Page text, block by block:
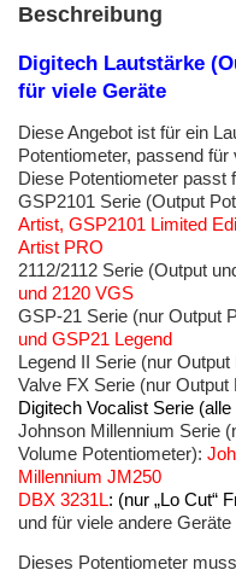
Beschreibung
Digitech Lautstärke
für viele Geräte
Diese Angebot ist für ein
Potentiometer, passend
Diese Potentiometer passt
GSP2101 Serie (Output
Artist, GSP2101 Limited
Artist PRO
2112/2112 Serie (Output
und 2120 VGS
GSP-21 Serie (nur Output
und GSP21 Legend
Legend II Serie (nur Output
Valve FX Serie (nur Output
Digitech Vocalist Serie (alle
Johnson Millennium Serie
Volume Potentiometer):
Millennium JM250
DBX 3231L: (nur „Lo Cut“
und für viele andere
Dieses Potentiometer